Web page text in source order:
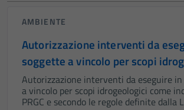
AMBIENTE
Autorizzazione interventi da
soggette a vincolo per scopi
Autorizzazione interventi da eseguire
a vincolo per scopi idrogeologici come
PRGC e secondo le regole definite dalla